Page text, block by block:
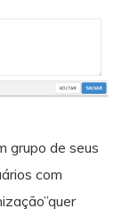
grupo de seus
com